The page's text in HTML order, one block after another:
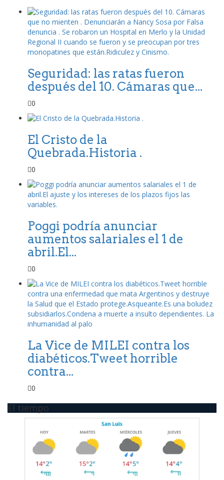
Seguridad: las ratas fueron
después del 10. Cámaras que...
0
El Cristo de la
Quebrada.Historia .
0
Poggi podría anunciar
aumentos salariales el 1 de
abril.El...
0
La Vice de MILEI contra los
diabéticos.Tweet horrible
contra...
0
El tiempo